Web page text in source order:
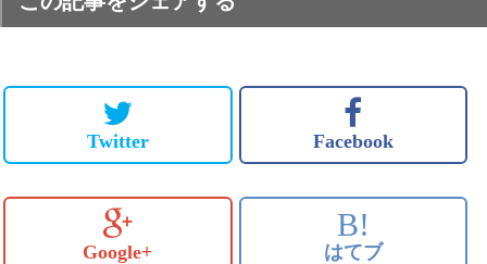
Twitter Facebook
Google+
B!
はてブ